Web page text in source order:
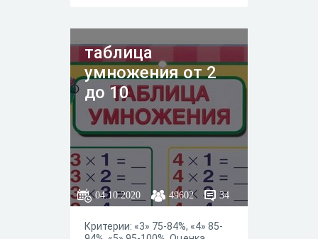
таблица
умножения от 2
до 10
04.10.2020 49602 34
Критерии: «3» 75-84%, «4» 85-